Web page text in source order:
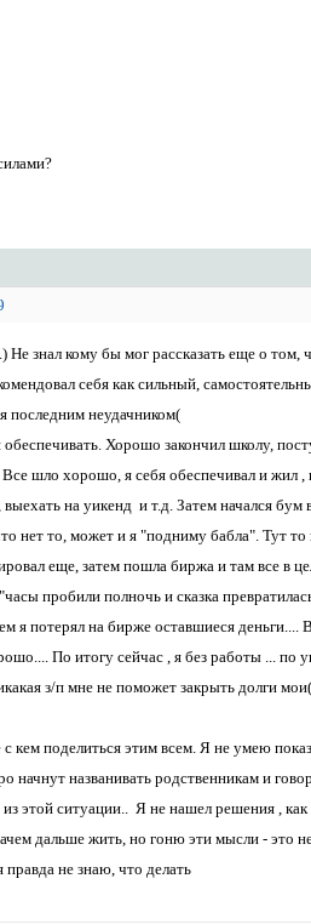
знал кому бы мог рассказать еще о том,
себя как сильный,
последним неудачником(
Хорошо закончил школу,
шло хорошо, я себя обеспечивал и жил
выехать на уикенд и т.д. Затем начался
нет то, может и я "подниму бабла". Тут то
еще, затем пошла биржа и там все в
пробили полночь и сказка
я потерял на бирже оставшиеся
По итогу сейчас , я без работы ...
з/п мне не поможет закрыть долги
кем поделиться этим всем. Я не умею
начнут названивать родственникам и
из этой ситуации.. Я не нашел решения ,
дальше жить, но гоню эти мысли - это
не знаю, что делать